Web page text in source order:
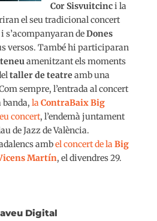
Cor Sisvuitcinci la
el seu tradicional concert
s’acompanyaran deDones
versos. També hi participaran
amenitzant els moments
taller de teatre amb una
sempre, l’entrada al concert
banda, laContraBaix Big
concert, l’endemà juntament
de Jazz de València.
ambel concert de laBig
Martín, el divendres 29.
Digital